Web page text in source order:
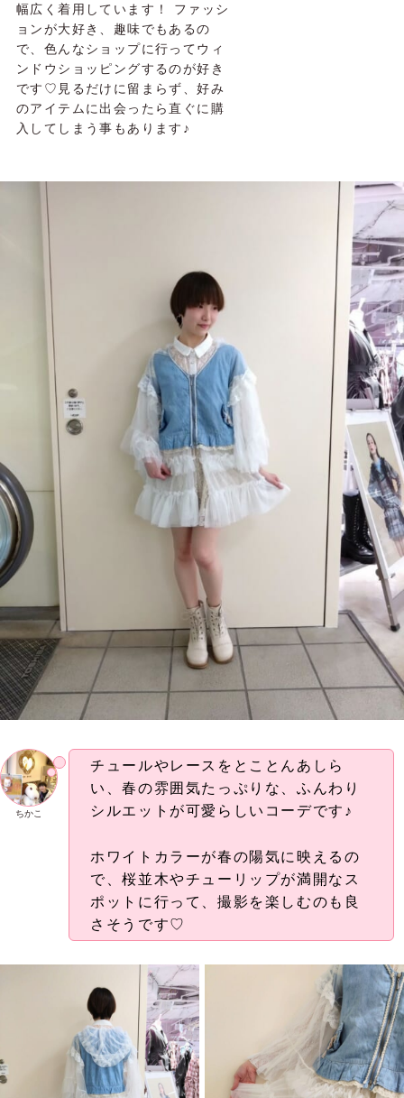
幅広く着用しています！ ファッシ
ョンが大好き、趣味でもあるの
で、色んなショップに行ってウィ
ンドウショッピングするのが好き
です♡見るだけに留まらず、好み
のアイテムに出会ったら直ぐに購
入してしまう事もあります♪
ちかこ
チュールやレースをとことんあしら
い、春の雰囲気たっぷりな、ふんわり
シルエットが可愛らしいコーデです♪
ホワイトカラーが春の陽気に映えるの
で、桜並木やチューリップが満開なス
ポットに行って、撮影を楽しむのも良
さそうです♡